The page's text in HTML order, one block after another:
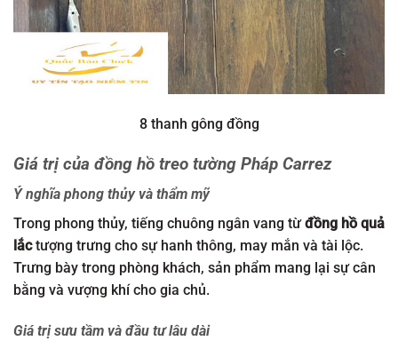
8 thanh gông đồng
Giá trị của đồng hồ treo tường Pháp Carrez
Ý nghĩa phong thủy và thẩm mỹ
Trong phong thủy, tiếng chuông ngân vang từđồng hồ quả
lắctượng trưng cho sự hanh thông, may mắn và tài lộc.
Trưng bày trong phòng khách, sản phẩm mang lại sự cân
bằng và vượng khí cho gia chủ.
Giá trị sưu tầm và đầu tư lâu dài